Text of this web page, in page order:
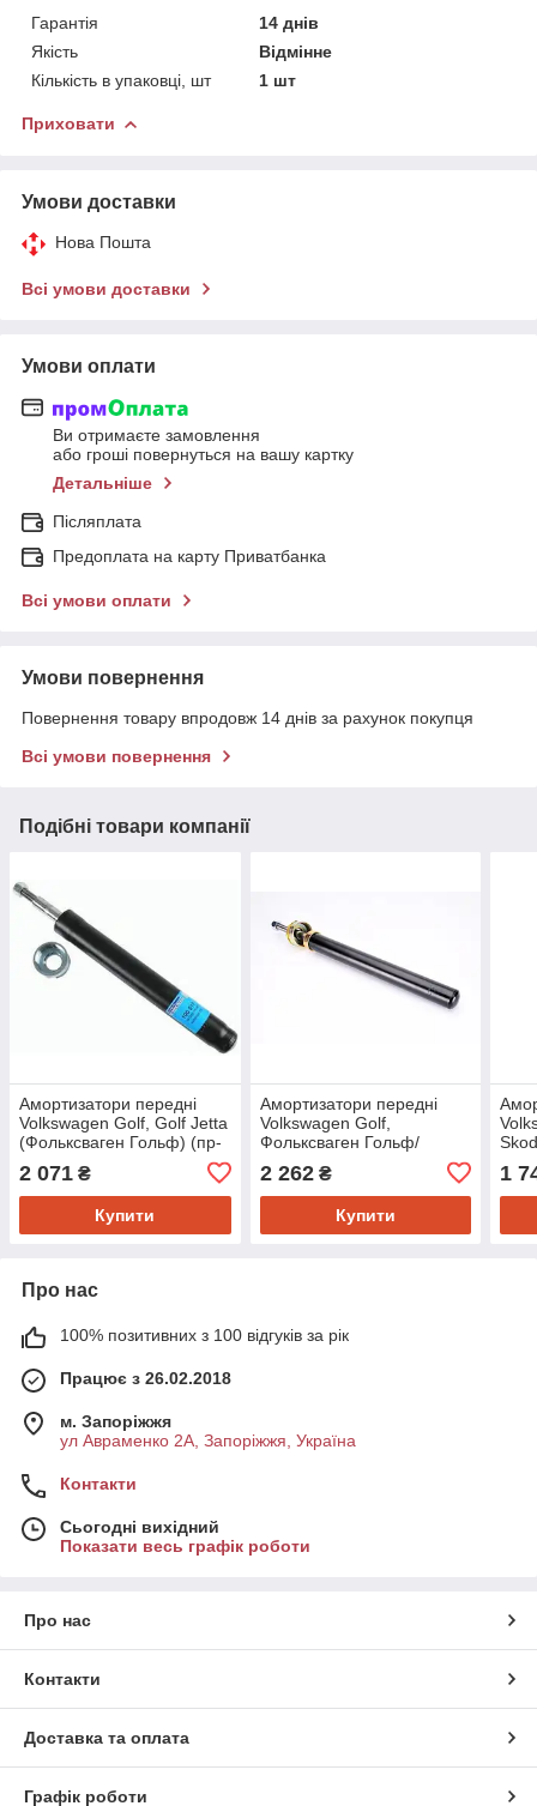
Гарантія
14 днів
Якість
Відмінне
Кількість в упаковці, шт
1 шт
Приховати
Умови доставки
Нова Пошта
Всі умови доставки
Умови оплати
Ви отримаєте замовлення
або гроші повернуться на вашу картку
Детальніше
Післяплата
Предоплата на карту Приватбанка
Всі умови оплати
Умови повернення
Повернення товару впродовж 14 днів за рахунок покупця
Всі умови повернення
Подібні товари компанії
Амортизатори передні
Volkswagen Golf, Golf Jetta
(Фольксваген Гольф) (пр-
2 071 ₴
Купити
Амортизатори передні
Volkswagen Golf,
Фольксваген Гольф/
664014)
2 262₴
Купити
1
Про нас
100% позитивних з 100 відгуків за рік
Працює з 26.02.2018
м. Запоріжжя
ул Авраменко 2А, Запоріжжя, Україна
Контакти
Сьогодні вихідний
Показати весь графік роботи
Про нас
Контакти
Доставка та оплата
Графік роботи